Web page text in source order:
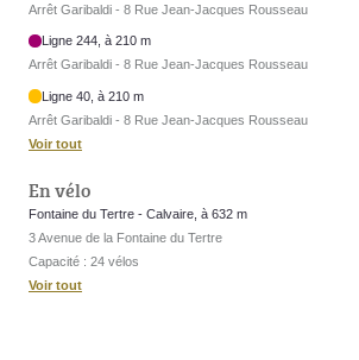
Arrêt Garibaldi - 8 Rue Jean-Jacques Rousseau
Ligne 244, à 210 m
Arrêt Garibaldi - 8 Rue Jean-Jacques Rousseau
Ligne 40, à 210 m
Arrêt Garibaldi - 8 Rue Jean-Jacques Rousseau
Voir tout
En vélo
Fontaine du Tertre - Calvaire, à 632 m
3 Avenue de la Fontaine du Tertre
Capacité : 24 vélos
Voir tout